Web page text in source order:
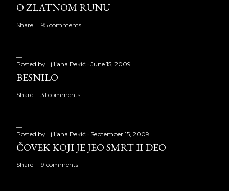
O ZLATNOM RUNU
Share 95 comments
Posted by Ljiljana Pekić June 15, 2009
BESNILO
Share 31 comments
Posted by Ljiljana Pekić September 15, 2009
ČOVEK KOJI JE JEO SMRT II DEO
Share 9 comments